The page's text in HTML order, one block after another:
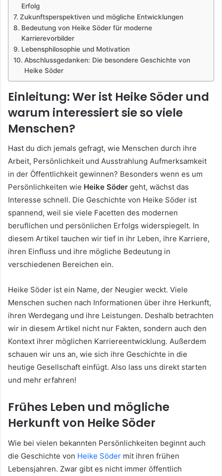
Erfolg
Zukunftsperspektiven und mögliche Entwicklungen
Bedeutung von Heike Söder für moderne
Karrierevorbilder
Lebensphilosophie und Motivation
Abschlussgedanken: Die besondere Geschichte von
Heike Söder
Einleitung: Wer ist Heike Söder und
warum interessiert sie so viele
Menschen?
Hast du dich jemals gefragt, wie Menschen durch ihre
Arbeit, Persönlichkeit und Ausstrahlung Aufmerksamkeit
in der Öffentlichkeit gewinnen? Besonders wenn es um
Persönlichkeiten wie Heike Söder geht, wächst das
Interesse schnell. Die Geschichte von Heike Söder ist
spannend, weil sie viele Facetten des modernen
beruflichen und persönlichen Erfolgs widerspiegelt. In
diesem Artikel tauchen wir tief in ihr Leben, ihre Karriere,
ihren Einfluss und ihre mögliche Bedeutung in
verschiedenen Bereichen ein.
Heike Söder ist ein Name, der Neugier weckt. Viele
Menschen suchen nach Informationen über ihre Herkunft,
ihren Werdegang und ihre Leistungen. Deshalb betrachten
wir in diesem Artikel nicht nur Fakten, sondern auch den
Kontext ihrer möglichen Karriereentwicklung. Außerdem
schauen wir uns an, wie sich ihre Geschichte in die
heutige Gesellschaft einfügt. Also lass uns direkt starten
und mehr erfahren!
Frühes Leben und mögliche
Herkunft von Heike Söder
Wie bei vielen bekannten Persönlichkeiten beginnt auch
die Geschichte von Heike Söder mit ihren frühen
Lebensjahren. Zwar gibt es nicht immer öffentlich